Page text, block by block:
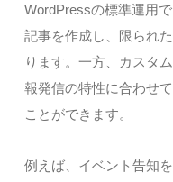
WordPressの標準運用
記事を作成し、限られ
ります。一方、カスタ
報発信の特性に合わせ
ことができます。
例えば、イベント告知